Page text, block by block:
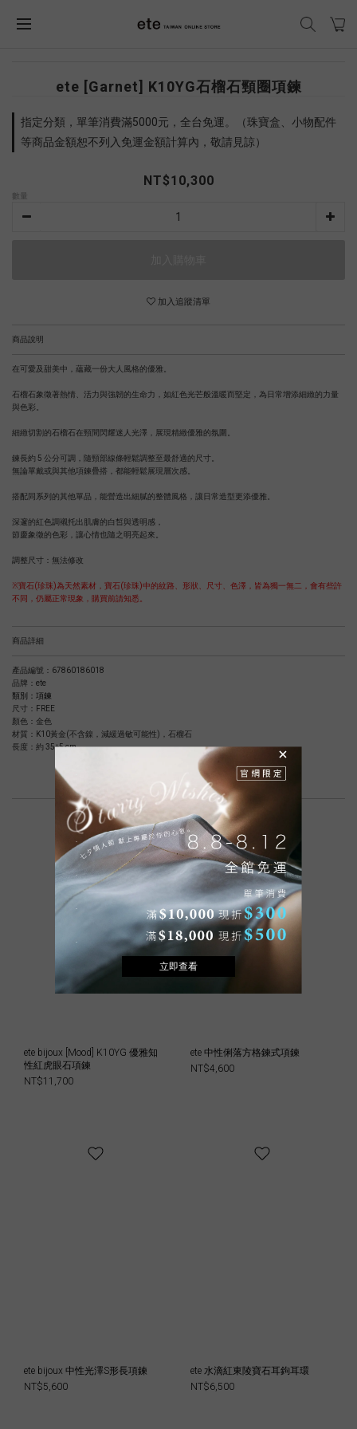
ete [Garnet] K10YG石榴石頸圈項鍊
指定分類，單筆消費滿5000元，全台免運。（珠寶盒、小物配件
等商品金額恕不列入免運金額計算內，敬請見諒）
NT$10,300
數量
加入追蹤清單
商品說明
在可愛及甜美中，蘊藏一份大人風格的優雅。
石榴石象徵著熱情、活力與強韌的生命力，如紅色光芒般溫暖而堅定，為日常增添細緻的力量
與色彩。
細緻切割的石榴石在頸間閃耀迷人光澤，展現精緻優雅的氛圍。
鍊長約 5 公分可調，隨頸部線條輕鬆調整至最舒適的尺寸。
無論單戴或與其他項鍊疊搭，都能輕鬆展現層次感。
搭配同系列的其他單品，能營造出細膩的整體風格，讓日常造型更添優雅。
深邃的紅色調襯托出肌膚的白皙與透明感，
節慶象徵的色彩，讓心情也隨之明亮起來。
調整尺寸：無法修改
※寶石(珍珠)為天然素材，寶石(珍珠)中的紋路、形狀、尺寸、色澤，皆為獨一無二，會有些許
不同，仍屬正常現象，購買前請知悉。
商品詳細
產品編號：67860186018
品牌：ete
類別： 項鍊
尺寸：FREE
顏色：金色
材質：K10黃金(不含鎳，減緩過敏可能性)，石榴石
長度：約 35+5 cm
相關商品
ete bijoux [Mood] K10YG 優雅知
性紅虎眼石項鍊
NT$11,700
ete 中性俐落方格鍊式項鍊
NT$4,600
ete bijoux 中性光澤S形長項鍊
NT$5,600
ete 水滴紅東陵寶石耳鉤耳環
NT$6,500